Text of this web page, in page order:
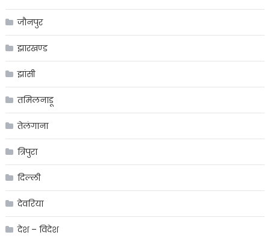
जौनपुर
झारखण्ड
झांसी
तमिलनाडू
तेलंगाना
त्रिपुरा
दिल्ली
देवरिया
देश – विदेश